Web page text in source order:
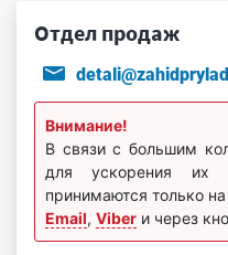
Отдел продаж
Внимание!
В связи с большим
для ускорения их
принимаются только на
Email, Viber и через